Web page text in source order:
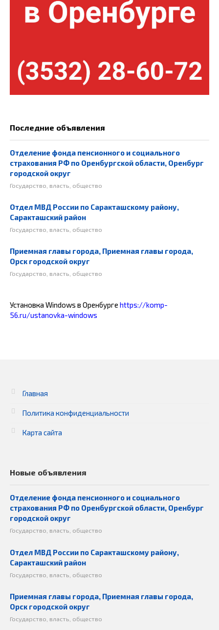
Последние объявления
Отделение фонда пенсионного и социального
страхования РФ по Оренбургской области, Оренбург
городской округ
Государство, власть, общество
Отдел МВД России по Саракташскому району,
Саракташский район
Государство, власть, общество
Приемная главы города, Приемная главы города,
Орск городской округ
Государство, власть, общество
Установка Windows в Оренбурге https://komp-
56.ru/ustanovka-windows
Главная
Политика конфиденциальности
Карта сайта
Новые объявления
Отделение фонда пенсионного и социального
страхования РФ по Оренбургской области, Оренбург
городской округ
Государство, власть, общество
Отдел МВД России по Саракташскому району,
Саракташский район
Государство, власть, общество
Приемная главы города, Приемная главы города,
Орск городской округ
Государство, власть, общество